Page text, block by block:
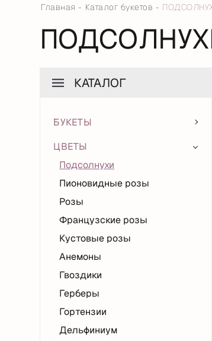
Главная Каталог букетов
КАТАЛОГ
БУКЕТЫ
ЦВЕТЫ
Подсолнухи
Пионовидные розы
Розы
Французские розы
Кустовые розы
Анемоны
Гвоздики
Герберы
Гортензии
Дельфиниум